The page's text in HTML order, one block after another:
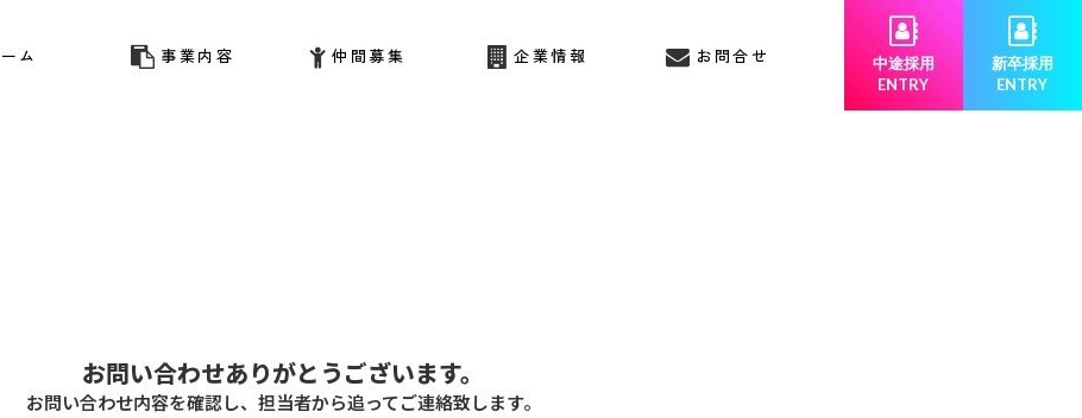
ム 事業内容 仲間募集 企業情報 お問合せ
中途採用
ENTRY
新卒採用
ENTRY
お問い合わせありがとうございます。
お問い合わせ内容を確認し、担当者から追ってご連絡致します。